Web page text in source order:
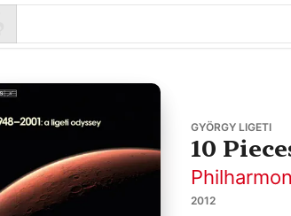
GYÖRGY LIGETI
10
2012